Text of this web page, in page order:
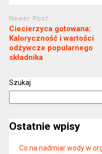
Newer Post
Ciecierzyca gotowana:
Kaloryczność i wartości
odżywcze popularnego
składnika
Szukaj
Ostatnie wpisy
Co na nadmiar wody w